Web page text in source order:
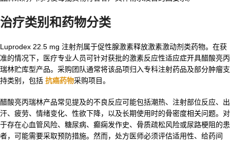
治疗类别和药物分类
Luprodex 22.5 mg 注射剂属于促性腺激素释放激素激动剂类药物。在获
准的情况下，医疗专业人员可针对获批的激素反应性适应症开具醋酸亮丙
瑞林贮库型产品。采购团队通常将该品项归入专科注射药品及部分肿瘤支
持类别，包括 抗癌药物采购项目。
醋酸亮丙瑞林产品常见提及的不良反应可能包括潮热、注射部位反应、出
汗、疲劳、情绪变化、性欲下降，以及长期使用时的骨密度相关问题。对
于存在心血管风险、糖尿病、癫痫发作史、骨质疏松风险或尿路梗阻的患
者，可能需要采取预防措施。然而，处方医师必须评估适用性、给药间